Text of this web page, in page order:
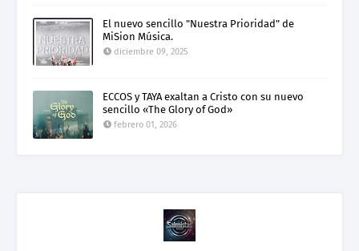
El nuevo sencillo "Nuestra Prioridad" de
MiSion Música.
diciembre 09, 2025
ECCOS y TAYA exaltan a Cristo con su nuevo
sencillo «The Glory of God»
febrero 01, 2026